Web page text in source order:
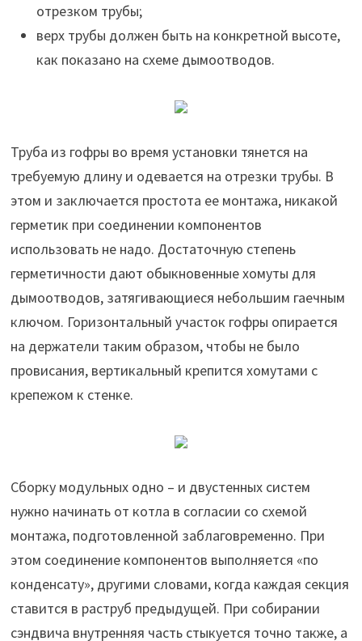
отрезком трубы;
верх трубы должен быть на конкретной высоте,
как показано на схеме дымоотводов.
Труба из гофры во время установки тянется на
требуемую длину и одевается на отрезки трубы. В
этом и заключается простота ее монтажа, никакой
герметик при соединении компонентов
использовать не надо. Достаточную степень
герметичности дают обыкновенные хомуты для
дымоотводов, затягивающиеся небольшим гаечным
ключом. Горизонтальный участок гофры опирается
на держатели таким образом, чтобы не было
провисания, вертикальный крепится хомутами с
крепежом к стенке.
Сборку модульных одно – и двустенных систем
нужно начинать от котла в согласии со схемой
монтажа, подготовленной заблаговременно. При
этом соединение компонентов выполняется «по
конденсату», другими словами, когда каждая секция
ставится в раструб предыдущей. При собирании
сэндвича внутренняя часть стыкуется точно также, а